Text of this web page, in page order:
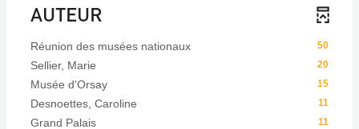
AUTEUR
50
Réunion des musées nationaux
20
Sellier, Marie
15
Musée d'Orsay
11
Desnoettes, Caroline
11
Grand Palais